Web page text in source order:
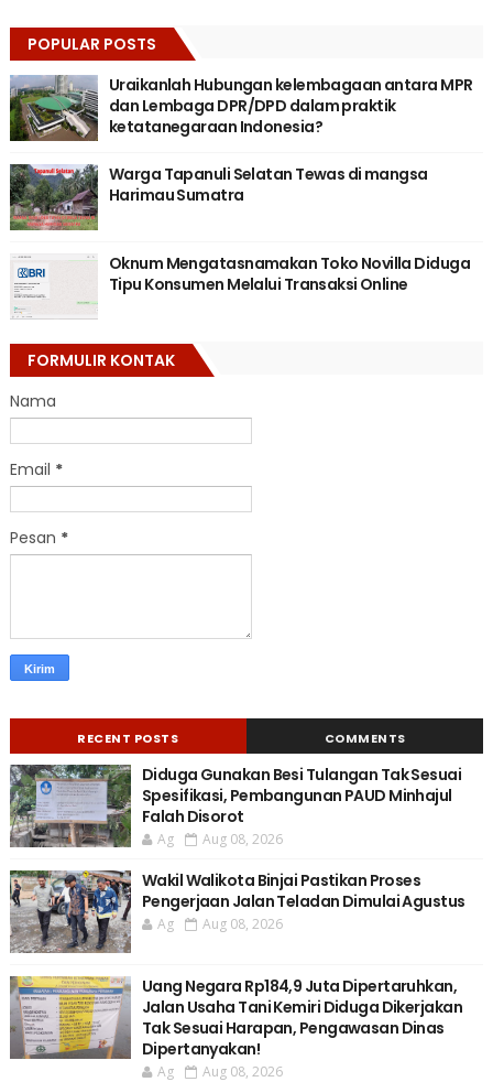
POPULAR POSTS
Uraikanlah Hubungan kelembagaan antara MPR
dan Lembaga DPR/DPD dalam praktik
ketatanegaraan Indonesia?
Warga Tapanuli Selatan Tewas di mangsa
Harimau Sumatra
Oknum Mengatasnamakan Toko Novilla Diduga
Tipu Konsumen Melalui Transaksi Online
FORMULIR KONTAK
Nama
Email *
Pesan *
RECENT POSTS COMMENTS
Diduga Gunakan Besi Tulangan Tak Sesuai
Spesifikasi, Pembangunan PAUD Minhajul
Falah Disorot
Ag Aug 08, 2026
Wakil Walikota Binjai Pastikan Proses
Pengerjaan Jalan Teladan Dimulai Agustus
Ag Aug 08, 2026
Uang Negara Rp184,9 Juta Dipertaruhkan,
Jalan Usaha Tani Kemiri Diduga Dikerjakan
Tak Sesuai Harapan, Pengawasan Dinas
Dipertanyakan!
Ag Aug 08, 2026